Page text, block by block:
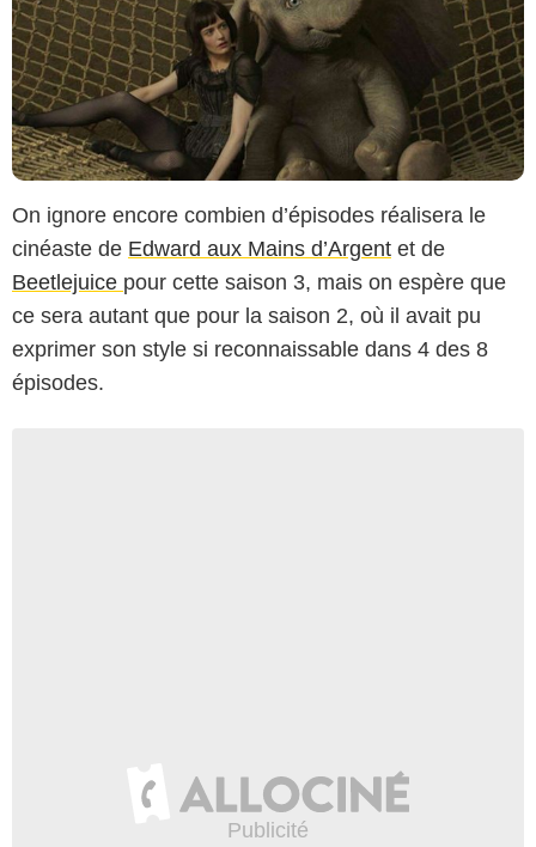
On ignore encore combien d’épisodes réalisera le
cinéaste de Edward aux Mains d’Argent et de
Beetlejuice pour cette saison 3, mais on espère que
ce sera autant que pour la saison 2, où il avait pu
exprimer son style si reconnaissable dans 4 des 8
épisodes.